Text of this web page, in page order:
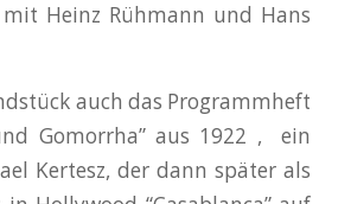
Heinz Rühmann und Hans
auch das Programmheft
Gomorrha” aus 1922 , ein
Kertesz, der dann später als